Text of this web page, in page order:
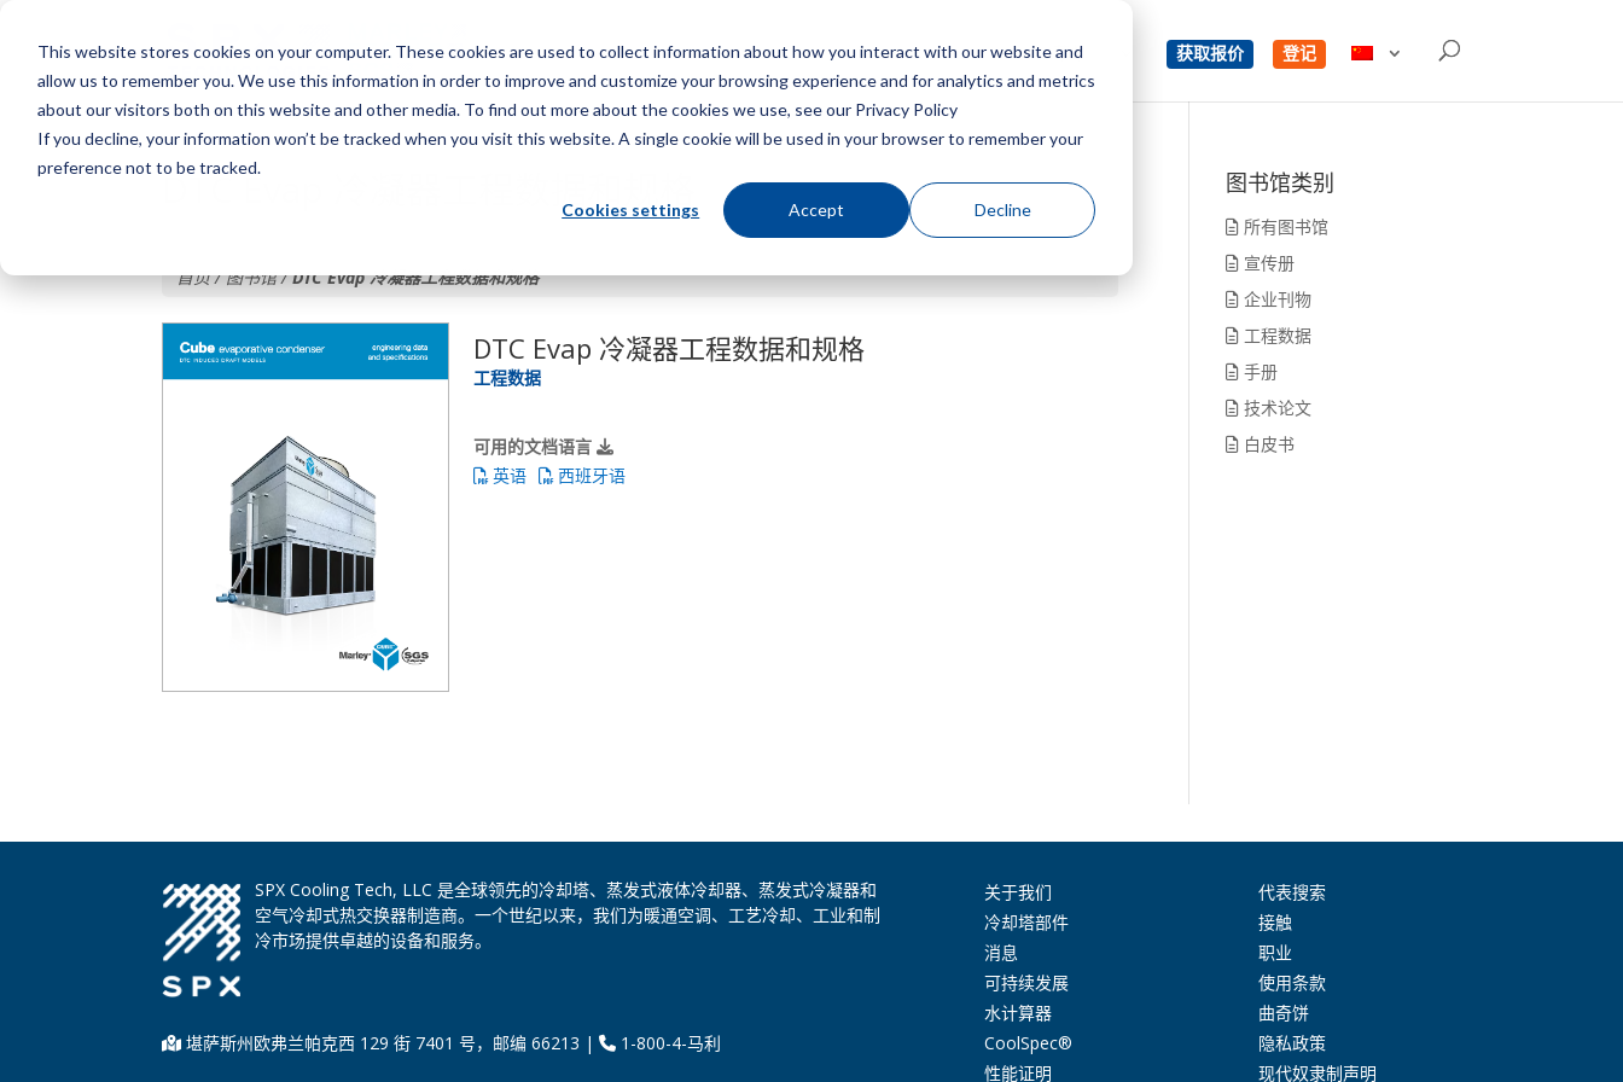
This website stores cookies on your computer. These cookies are used to collect information about how you interact with our website and
allow us to remember you. We use this information in order to improve and customize your browsing experience and for analytics and metrics
about our visitors both on this website and other media. To find out more about the cookies we use, see our Privacy Policy
If you decline, your information won’t be tracked when you visit this website. A single cookie will be used in your browser to remember your
preference not to be tracked.
Cookies settings Accept Decline
菜单 获取报价 登记
DTC Evap 冷凝器工程数据和规格
首页 / 图书馆 /DTC Evap 冷凝器工程数据和规格
DTC Evap 冷凝器工程数据和规格
工程数据
可用的文档语言
英语
西班牙语
图书馆类别
所有图书馆
宣传册
企业刊物
工程数据
手册
技术论文
白皮书
SPX Cooling Tech, LLC 是全球领先的冷却塔、蒸发式液体冷却器、蒸发式冷凝器和
空气冷却式热交换器制造商。一个世纪以来，我们为暖通空调、工艺冷却、工业和制
冷市场提供卓越的设备和服务。
堪萨斯州欧弗兰帕克西 129 街 7401 号，邮编 66213 | 1-800-4-马利
关于我们
冷却塔部件
消息
可持续发展
水计算器
CoolSpec®
性能证明
代表搜索
接触
职业
使用条款
曲奇饼
隐私政策
现代奴隶制声明